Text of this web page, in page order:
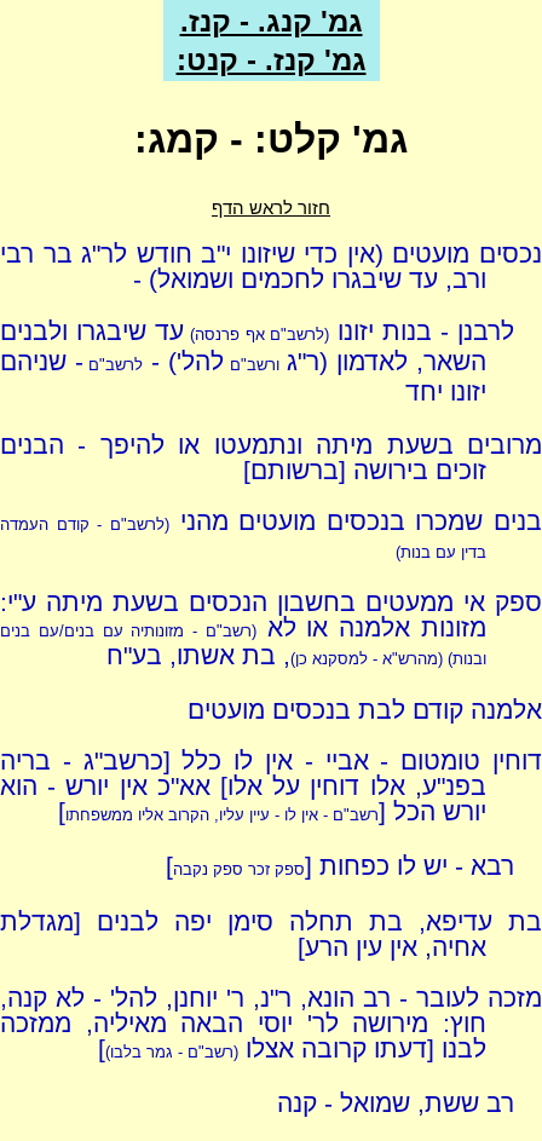
גמ' קנג. - קנז.
גמ' קנז. - קנט:
גמ' קלט: - קמג:
חזור לראש הדף
נכסים מועטים (אין כדי שיזונו י"ב חודש לר"ג בר רבי
ורב, עד שיבגרו לחכמים ושמואל) -
לרבנן - בנות יזונו (לרשב"ם אף פרנסה) עד שיבגרו ולבנים
השאר, לאדמון (ר"גורשב"םלהל') - לרשב"ם - שניהם
יזונו יחד
מרובים בשעת מיתה ונתמעטו או להיפך - הבנים
זוכים בירושה [ברשותם]
בנים שמכרו בנכסים מועטים מהני(לרשב"ם - קודם העמדה
בדין עם בנות)
ספק אי ממעטים בחשבון הנכסים בשעת מיתה ע"י:
מזונות אלמנה או לא(רשב"ם - מזונותיה עם בנים/עם בנים
ובנות) (מהרש"א - למסקנא כן), בת אשתו, בע"ח
אלמנה קודם לבת בנכסים מועטים
דוחין טומטום - אביי - אין לו כלל [כרשב"ג - בריה
בפנ"ע, אלו דוחין על אלו] אא"כ אין יורש - הוא
יורש הכל [רשב"ם - אין לו - עיין עליו, הקרוב אליו ממשפחתו]
רבא - יש לו כפחות [ספק זכר ספק נקבה]
בת עדיפא, בת תחלה סימן יפה לבנים [מגדלת
אחיה, אין עין הרע]
מזכה לעובר - רב הונא, ר"נ, ר' יוחנן, להל' - לא קנה,
חוץ: מירושה לר' יוסי הבאה מאיליה, ממזכה
לבנו [דעתו קרובה אצלו(רשב"ם - גמר בלבו)]
רב ששת, שמואל - קנה